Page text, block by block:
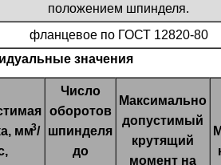
положением шпинделя.
фланцевое по ГОСТ 12820-80
значения
мм3/
Число
оборотов
шпинделя
до
Максимально
допустимый
крутящий
момент на